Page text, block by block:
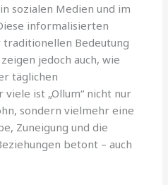
sozialen Medien und im
informalisierten
Bedeutung
jedoch auch, wie
täglichen
ist „Ollum“ nicht nur
sondern vielmehr eine
Zuneigung und die
betont – auch